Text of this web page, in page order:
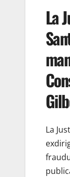
La
La